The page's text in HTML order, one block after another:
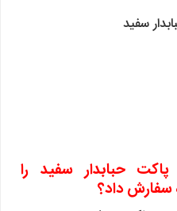
سفید
حبابدار سفید را
داد؟